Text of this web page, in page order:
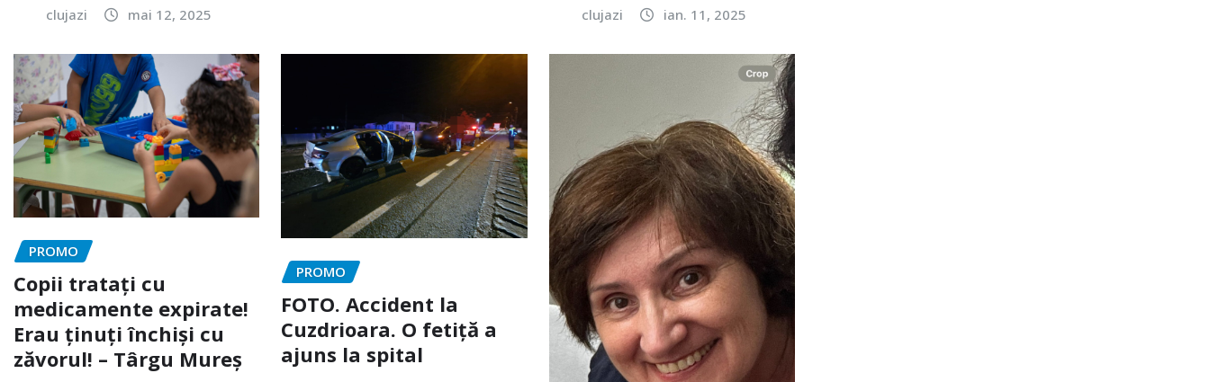
clujazi mai 12, 2025 clujazi ian. 11, 2025
PROMO
Copii tratați cu
medicamente expirate!
Erau ținuți închiși cu
zăvorul! – Târgu Mureș
PROMO
FOTO. Accident la
Cuzdrioara. O fetiță a
ajuns la spital